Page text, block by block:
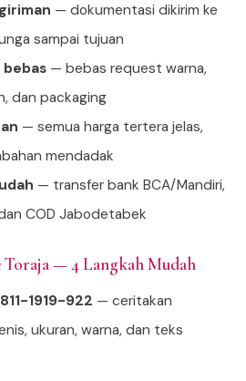
— dokumentasi dikirim ke
sampai tujuan
— bebas request warna,
dan packaging
— semua harga tertera jelas,
mendadak
— transfer bank BCA/Mandiri,
COD Jabodetabek
Toraja — 4 Langkah Mudah
1919-922 — ceritakan
ukuran, warna, dan teks